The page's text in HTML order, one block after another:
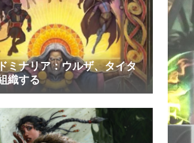
ミナリア：ウルザ、タイタ
織する